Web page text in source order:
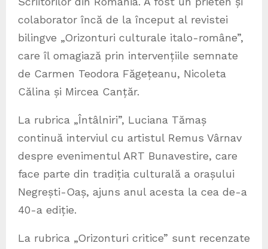
colaborator încă de la început al revistei
bilingve „Orizonturi culturale italo-române”,
care îl omagiază prin intervențiile semnate
de Carmen Teodora Făgețeanu, Nicoleta
Călina și Mircea Canțăr.
La rubrica „Întâlniri”, Luciana Tămaș
continuă interviul cu artistul Remus Vârnav
despre evenimentul ART Bunavestire, care
face parte din tradiția culturală a orașului
Negrești-Oaș, ajuns anul acesta la cea de-a
40-a ediție.
La rubrica „Orizonturi critice” sunt recenzate